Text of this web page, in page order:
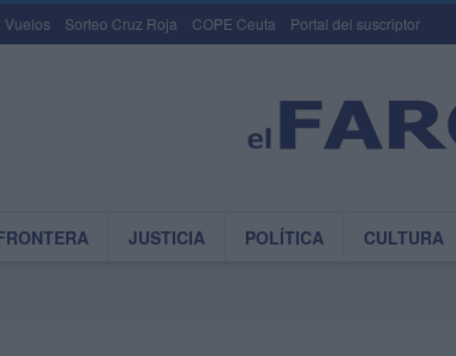
Vuelos Sorteo Cruz Roja COPE Ceuta Portal del suscriptor
JUSTICIA POLÍTICA CULTURA